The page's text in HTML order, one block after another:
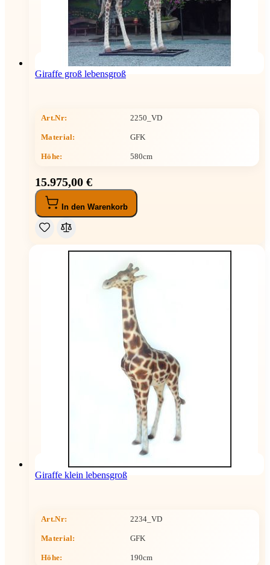
Giraffe groß lebensgroß
Art.Nr: 2250_VD
Material: GFK
Höhe: 580cm
15.975,00 €
In den Warenkorb
Giraffe klein lebensgroß
Art.Nr: 2234_VD
Material: GFK
Höhe: 190cm